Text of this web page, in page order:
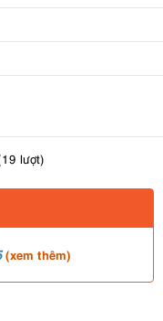
lượt)
(xem thêm)